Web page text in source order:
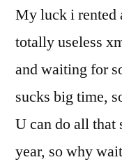
My luck i rented
totally useless
and waiting for
sucks big time,
U can do all that
year, so why